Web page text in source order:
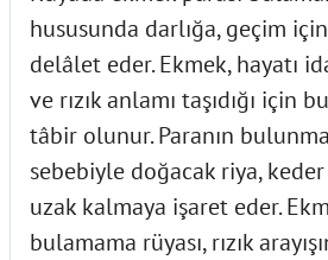
hususunda darlığa, geçim
delâlet eder. Ekmek, hayatı
ve rızık anlamı taşıdığı için
tâbir olunur. Paranın
sebebiyle doğacak riya,
uzak kalmaya işaret eder.
bulamama rüyası, rızık